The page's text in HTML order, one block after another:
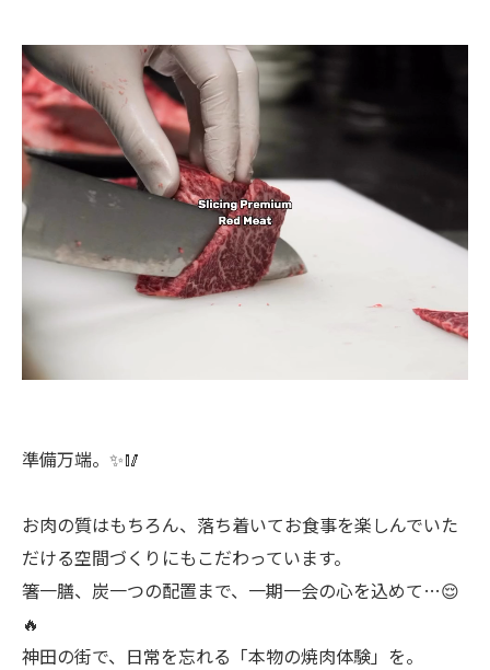
準備万端。✨🥢
お肉の質はもちろん、落ち着いてお食事を楽しんでいた
だける空間づくりにもこだわっています。
箸一膳、炭一つの配置まで、一期一会の心を込めて…😌
🔥
神田の街で、日常を忘れる「本物の焼肉体験」を。